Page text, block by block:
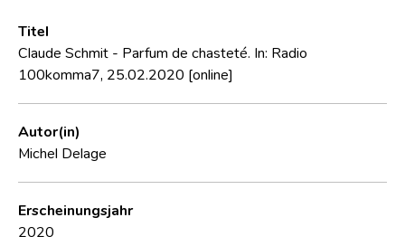
Forschungsgruppe
Titel
Claude Schmit - Parfum de chasteté. In: Radio
100komma7, 25.02.2020 [online]
Autor(in)
Michel Delage
Erscheinungsjahr
2020